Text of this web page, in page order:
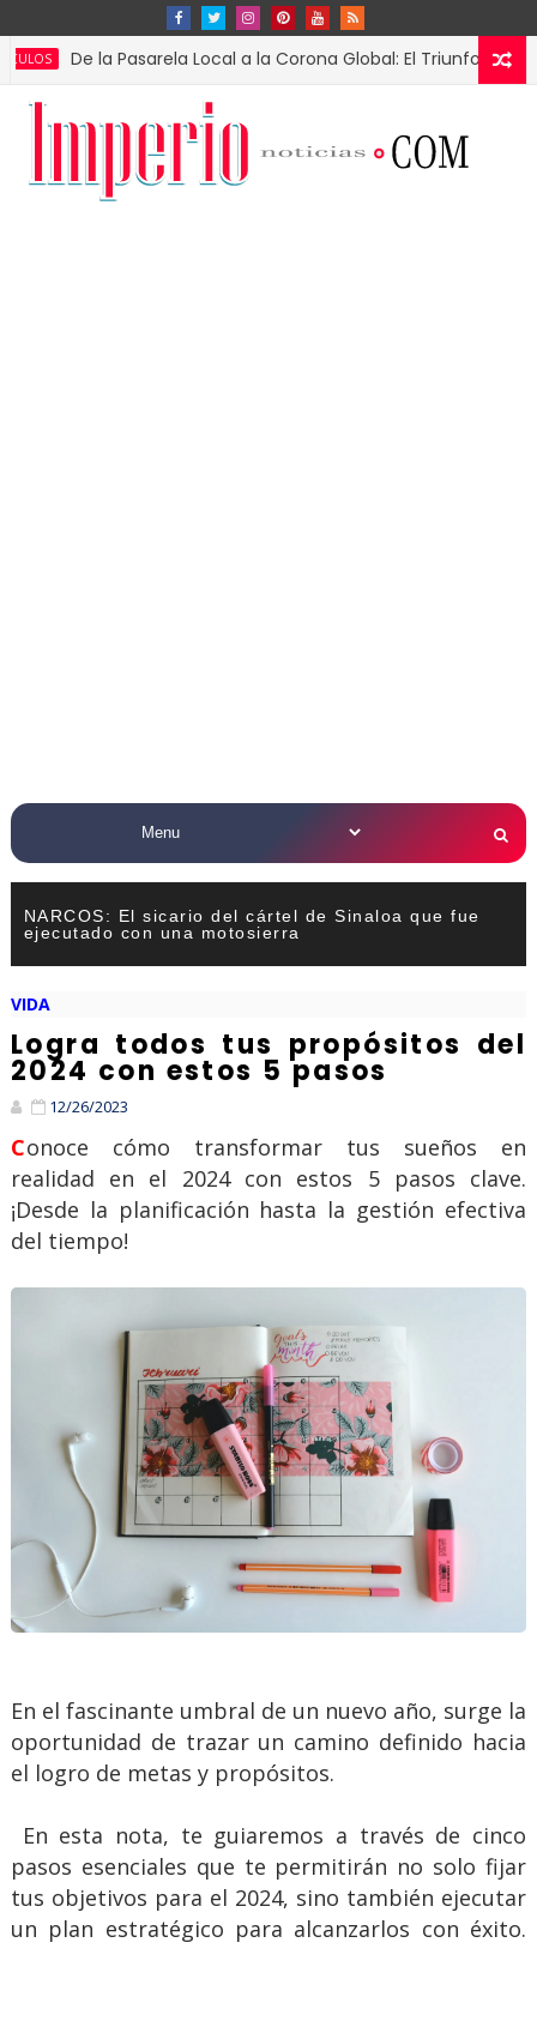
De la Pasarela Local a la Corona Global: El Triunfo de Fátima
NARCOS: El sicario del cártel de Sinaloa que fue
ejecutado con una motosierra
VIDA
Logra todos tus propósitos del
2024 con estos 5 pasos
12/26/2023
Conoce cómo transformar tus sueños en
realidad en el 2024 con estos 5 pasos clave.
¡Desde la planificación hasta la gestión efectiva
del tiempo!
En el fascinante umbral de un nuevo año, surge la
oportunidad de trazar un camino definido hacia
el logro de metas y propósitos.
En esta nota, te guiaremos a través de cinco
pasos esenciales que te permitirán no solo fijar
tus objetivos para el 2024, sino también ejecutar
un plan estratégico para alcanzarlos con éxito.